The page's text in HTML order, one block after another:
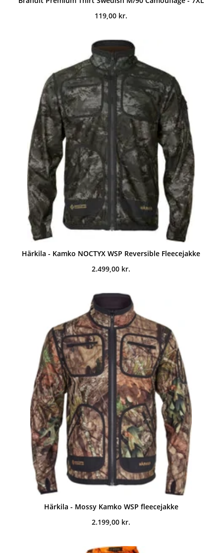
119,00 kr.
Härkila - Kamko NOCTYX WSP Reversible Fleecejakke
2.499,00 kr.
Härkila - Mossy Kamko WSP fleecejakke
2.199,00 kr.